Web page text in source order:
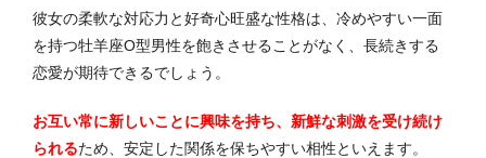
彼女の柔軟な対応力と好奇心旺盛な性格は、冷めやすい一面
を持つ牡羊座O型男性を飽きさせることがなく、長続きする
恋愛が期待できるでしょう。
お互い常に新しいことに興味を持ち、新鮮な刺激を受け続け
られるため、安定した関係を保ちやすい相性といえます。